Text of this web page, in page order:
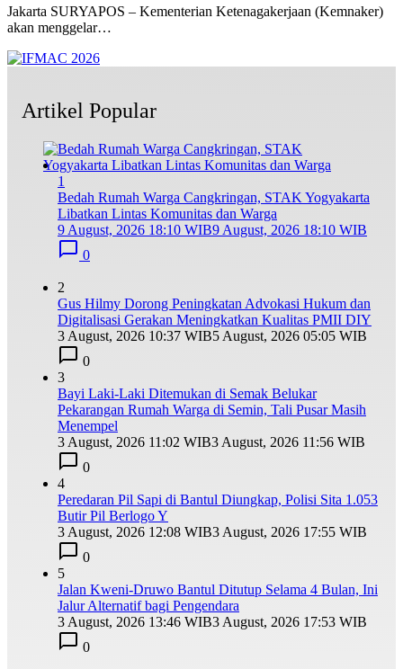
Jakarta SURYAPOS – Kementerian Ketenagakerjaan (Kemnaker)
akan menggelar…
Artikel Popular
1
Bedah Rumah Warga Cangkringan, STAK Yogyakarta
Libatkan Lintas Komunitas dan Warga
9 August, 2026 18:10 WIB9 August, 2026 18:10 WIB
0
2
Gus Hilmy Dorong Peningkatan Advokasi Hukum dan
Digitalisasi Gerakan Meningkatkan Kualitas PMII DIY
3 August, 2026 10:37 WIB5 August, 2026 05:05 WIB
0
3
Bayi Laki-Laki Ditemukan di Semak Belukar
Pekarangan Rumah Warga di Semin, Tali Pusar Masih
Menempel
3 August, 2026 11:02 WIB3 August, 2026 11:56 WIB
0
4
Peredaran Pil Sapi di Bantul Diungkap, Polisi Sita 1.053
Butir Pil Berlogo Y
3 August, 2026 12:08 WIB3 August, 2026 17:55 WIB
0
5
Jalan Kweni-Druwo Bantul Ditutup Selama 4 Bulan, Ini
Jalur Alternatif bagi Pengendara
3 August, 2026 13:46 WIB3 August, 2026 17:53 WIB
0